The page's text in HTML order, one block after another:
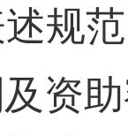
规
资